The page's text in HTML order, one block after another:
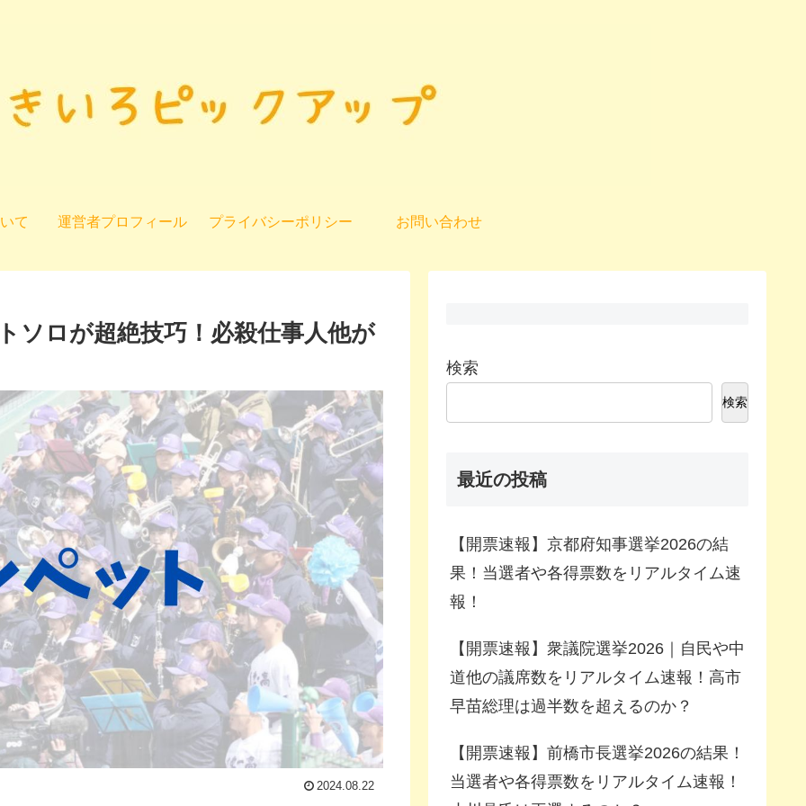
て 運営者プロフィール プライバシーポリシー お問い合わせ
ソロが超絶技巧！必殺仕事人他が
2024.08.22
検索
検索
最近の投稿
【開票速報】京都府知事選挙2026の結
果！当選者や各得票数をリアルタイム速
報！
【開票速報】衆議院選挙2026｜自民や中
道他の議席数をリアルタイム速報！高市
早苗総理は過半数を超えるのか？
【開票速報】前橋市長選挙2026の結果！
当選者や各得票数をリアルタイム速報！